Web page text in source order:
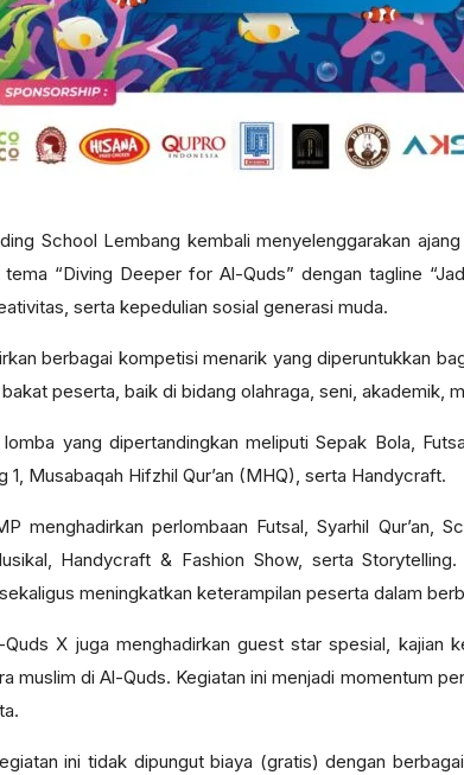
School Lembang kembali menyelenggarakan
“Diving Deeper for Al-Quds” dengan tagline
serta kepedulian sosial generasi muda.
berbagai kompetisi menarik yang diperuntukkan
peserta, baik di bidang olahraga, seni, akademik,
yang dipertandingkan meliputi Sepak Bola,
1, Musabaqah Hifzhil Qur’an (MHQ), serta Handycraft.
menghadirkan perlombaan Futsal, Syarhil Qur’an,
Handycraft & Fashion Show, serta
meningkatkan keterampilan peserta dalam
X juga menghadirkan guest star spesial, kajian
muslim di Al-Quds. Kegiatan ini menjadi momentum
ini tidak dipungut biaya (gratis) dengan